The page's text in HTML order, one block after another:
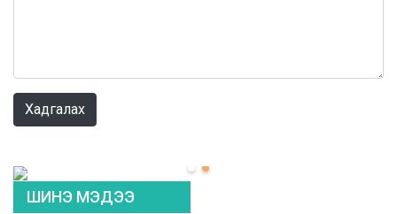
Хадгалах
ШИНЭ МЭДЭЭ